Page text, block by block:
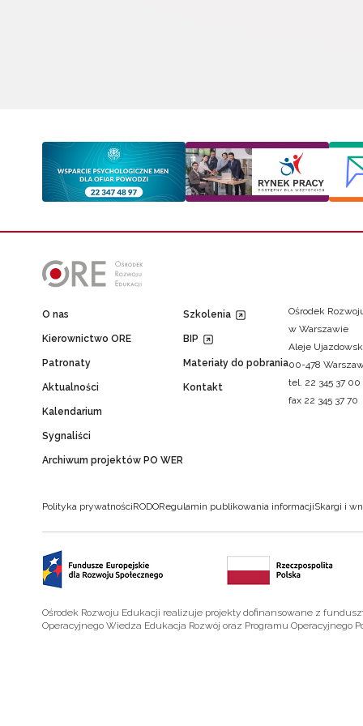
O nas
Kierownictwo ORE
Patronaty
Aktualności
Kalendarium
Sygnaliści
Archiwum projektów PO WER
Szkolenia
BIP
Materiały do pobrania
Kontakt
Ośrodek
w Warszawie
Aleje
00-478
tel. 22 345 37 00
fax 22 345 37 70
Polityka prywatnościRODORegulamin publikowania informacjiSkargi i
Ośrodek Rozwoju Edukacji realizuje projekty dofinansowane z
Operacyjnego Wiedza Edukacja Rozwój oraz Programu Operacyjnego